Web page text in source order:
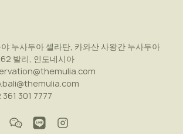
누사두아 셀라탄, 카와산 사왕간 누사두아
발리, 인도네시아
301 7777